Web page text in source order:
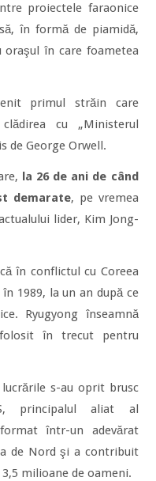
proiectele faraonice
în formă de piamidă,
oraşul în care foametea
primul străin care
cu „Ministerul
de George Orwell.
la 26 de ani de când
demarate, pe vremea
lider, Kim Jong-
în conflictul cu Coreea
1989, la un an după ce
Ryugyong înseamnă
în trecut pentru
s-au oprit brusc
principalul aliat al
într-un adevărat
de Nord şi a contribuit
milioane de oameni.